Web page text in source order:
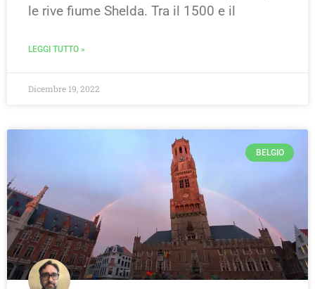
le rive fiume Shelda. Tra il 1500 e il
LEGGI TUTTO »
Dicembre 19, 2022
BELGIO